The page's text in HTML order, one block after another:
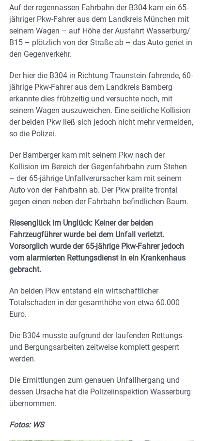
Auf der regennassen Fahrbahn der B304 kam ein 65-
jähriger Pkw-Fahrer aus dem Landkreis München mit
seinem Wagen – auf Höhe der Ausfahrt Wasserburg/
B15 – plötzlich von der Straße ab – das Auto geriet in
den Gegenverkehr.
Der hier die B304 in Richtung Traunstein fahrende, 60-
jährige Pkw-Fahrer aus dem Landkreis Bamberg
erkannte dies frühzeitig und versuchte noch, mit
seinem Wagen auszuweichen. Eine seitliche Kollision
der beiden Pkw ließ sich jedoch nicht mehr vermeiden,
so die Polizei.
Der Bamberger kam mit seinem Pkw nach der
Kollision im Bereich der Gegenfahrbahn zum Stehen
– der 65-jährige Unfallverursacher kam mit seinem
Auto von der Fahrbahn ab. Der Pkw prallte frontal
gegen einen neben der Fahrbahn befindlichen Baum.
Riesenglück im Unglück: Keiner der beiden
Fahrzeugführer wurde bei dem Unfall verletzt.
Vorsorglich wurde der 65-jährige Pkw-Fahrer jedoch
vom alarmierten Rettungsdienst in ein Krankenhaus
gebracht.
An beiden Pkw entstand ein wirtschaftlicher
Totalschaden in der gesamthöhe von etwa 60.000
Euro.
Die B304 musste aufgrund der laufenden Rettungs-
und Bergungsarbeiten zeitweise komplett gesperrt
werden.
Die Ermittlungen zum genauen Unfallhergang und
dessen Ursache hat die Polizeiinspektion Wasserburg
übernommen.
Fotos: WS